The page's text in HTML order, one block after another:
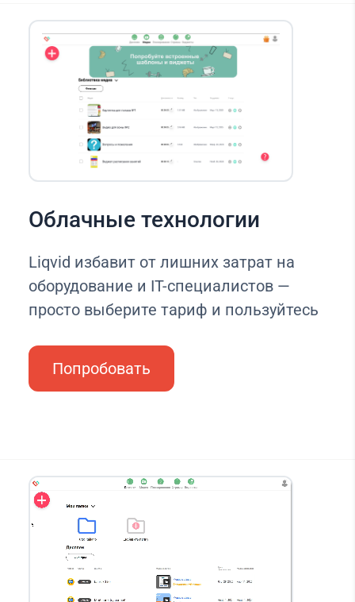
Облачные технологии
Liqvid избавит от лишних затрат на
оборудование и IT-специалистов —
просто выберите тариф и пользуйтесь
Попробовать